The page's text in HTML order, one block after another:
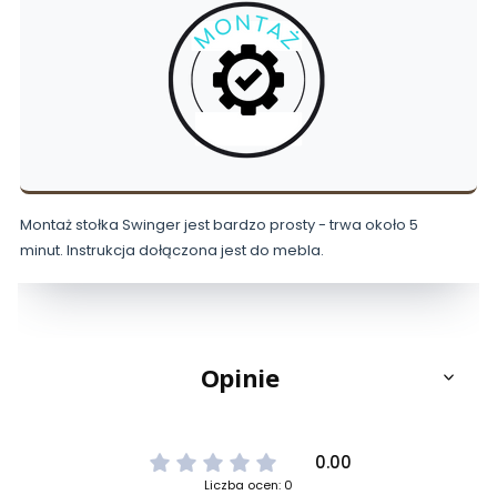
Montaż stołka Swinger jest bardzo prosty - trwa około 5
minut. Instrukcja dołączona jest do mebla.
Opinie
0.00
Liczba ocen: 0